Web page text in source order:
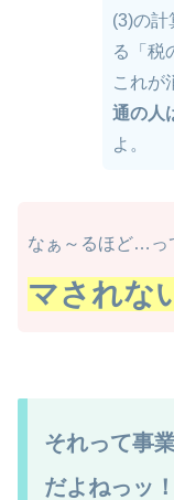
(3)の計
る「税
これが
通の人
よ。
なぁ～るほど…っ
マされな
それって事
だよねっッ！